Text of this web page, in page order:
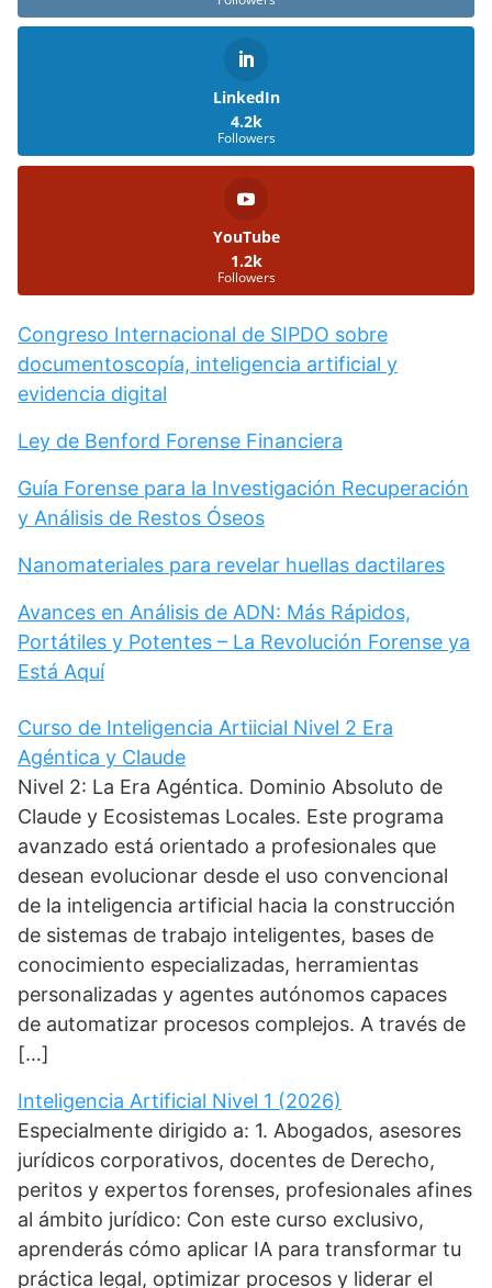
LinkedIn
4.2k
Followers
YouTube
1.2k
Followers
Congreso Internacional de SIPDO sobre
documentoscopía, inteligencia artificial y
evidencia digital
Ley de Benford Forense Financiera
Guía Forense para la Investigación Recuperación
y Análisis de Restos Óseos
Nanomateriales para revelar huellas dactilares
Avances en Análisis de ADN: Más Rápidos,
Portátiles y Potentes – La Revolución Forense ya
Está Aquí
Curso de Inteligencia Artiicial Nivel 2 Era
Agéntica y Claude
Nivel 2: La Era Agéntica. Dominio Absoluto de
Claude y Ecosistemas Locales. Este programa
avanzado está orientado a profesionales que
desean evolucionar desde el uso convencional
de la inteligencia artificial hacia la construcción
de sistemas de trabajo inteligentes, bases de
conocimiento especializadas, herramientas
personalizadas y agentes autónomos capaces
de automatizar procesos complejos. A través de
[…]
Inteligencia Artificial Nivel 1 (2026)
Especialmente dirigido a: 1. Abogados, asesores
jurídicos corporativos, docentes de Derecho,
peritos y expertos forenses, profesionales afines
al ámbito jurídico: Con este curso exclusivo,
aprenderás cómo aplicar IA para transformar tu
práctica legal, optimizar procesos y liderar el